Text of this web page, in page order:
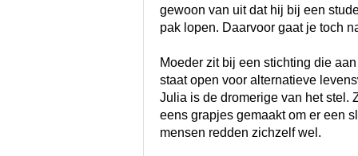
gewoon van uit dat hij bij een
pak lopen. Daarvoor gaat je toch
Moeder zit bij een stichting die
staat open voor alternatieve
Julia is de dromerige van het stel.
eens grapjes gemaakt om er een
mensen redden zichzelf wel.